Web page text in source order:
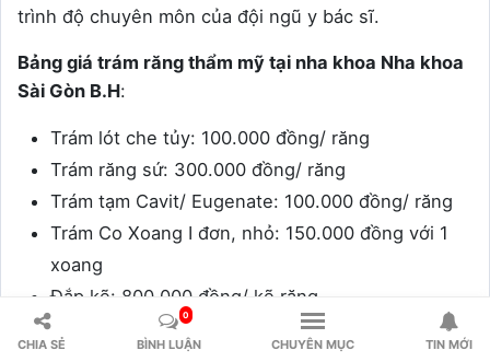
trình độ chuyên môn của đội ngũ y bác sĩ.
Bảng giá trám răng thẩm mỹ tại nha khoa Nha khoa
Sài Gòn B.H:
Trám lót che tủy: 100.000 đồng/ răng
Trám răng sứ: 300.000 đồng/ răng
Trám tạm Cavit/ Eugenate: 100.000 đồng/ răng
Trám Co Xoang I đơn, nhỏ: 150.000 đồng với 1
xoang
Đắp kẽ: 800.000 đồng/ kẽ răng
Đắp mặt răng: 500.000 đồng/ răng
CHIA SẺ
0
BÌNH LUẬN CHUYÊN MỤC TIN MỚI